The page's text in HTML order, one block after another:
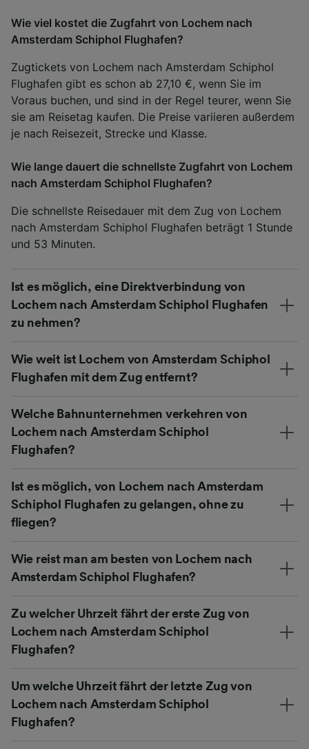
Wie viel kostet die Zugfahrt von Lochem nach
Amsterdam Schiphol Flughafen?
Zugtickets von Lochem nach Amsterdam Schiphol
Flughafen gibt es schon ab 27,10 €, wenn Sie im
Voraus buchen, und sind in der Regel teurer, wenn Sie
sie am Reisetag kaufen. Die Preise variieren außerdem
je nach Reisezeit, Strecke und Klasse.
Wie lange dauert die schnellste Zugfahrt von Lochem
nach Amsterdam Schiphol Flughafen?
Die schnellste Reisedauer mit dem Zug von Lochem
nach Amsterdam Schiphol Flughafen beträgt 1 Stunde
und 53 Minuten.
Ist es möglich, eine Direktverbindung von
Lochem nach Amsterdam Schiphol Flughafen
zu nehmen?
Wie weit ist Lochem von Amsterdam Schiphol
Flughafen mit dem Zug entfernt?
Welche Bahnunternehmen verkehren von
Lochem nach Amsterdam Schiphol
Flughafen?
Ist es möglich, von Lochem nach Amsterdam
Schiphol Flughafen zu gelangen, ohne zu
fliegen?
Wie reist man am besten von Lochem nach
Amsterdam Schiphol Flughafen?
Zu welcher Uhrzeit fährt der erste Zug von
Lochem nach Amsterdam Schiphol
Flughafen?
Um welche Uhrzeit fährt der letzte Zug von
Lochem nach Amsterdam Schiphol
Flughafen?